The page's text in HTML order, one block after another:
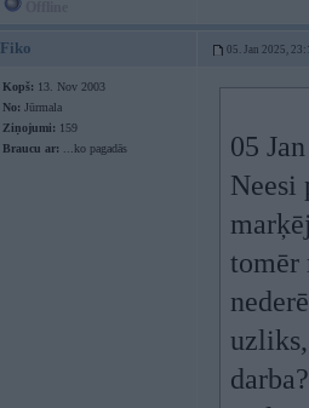
Fiko 05. Jan 2025,
Kopš: 13. Nov 2003
No: Jūrmala
Ziņojumi: 159
Braucu ar: ...ko pagadās
05
Neesi
tomēr